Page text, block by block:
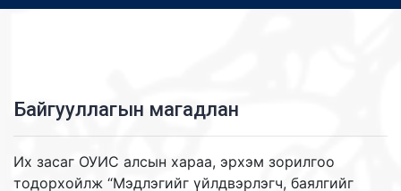
Байгууллагын магадлан
Их засаг ОУИС алсын хараа, эрхэм зорилгоо
тодорхойлж “Мэдлэгийг үйлдвэрлэгч, баялгийг